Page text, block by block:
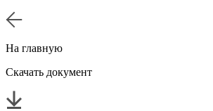
На главную
Скачать документ